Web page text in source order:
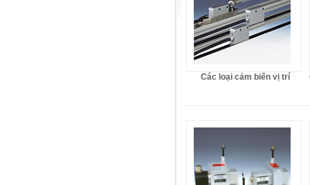
Các loại cảm biến vị trí